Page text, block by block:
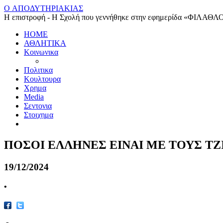
O ΑΠΟΔΥΤΗΡΙΑΚΙΑΣ
Η επιστροφή - Η Σχολή που γεννήθηκε στην εφημερίδα
HOME
ΑΘΛΗΤΙΚΑ
Κοινωνικα
Πολιτικα
Κουλτουρα
Χρημα
Media
Σεντονια
Στοιχημα
ΠΟΣΟΙ ΕΛΛΗΝΕΣ ΕΙΝΑΙ ΜΕ ΤΟΥΣ
19/12/2024
•